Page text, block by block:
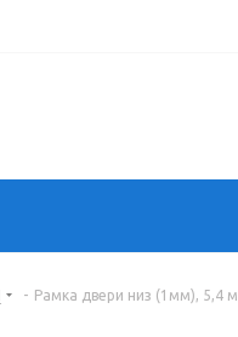
- Рамка двери низ (1мм), 5,4 м